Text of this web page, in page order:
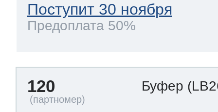
Поступит 30 ноября
Предоплата 50%
120 Буфер